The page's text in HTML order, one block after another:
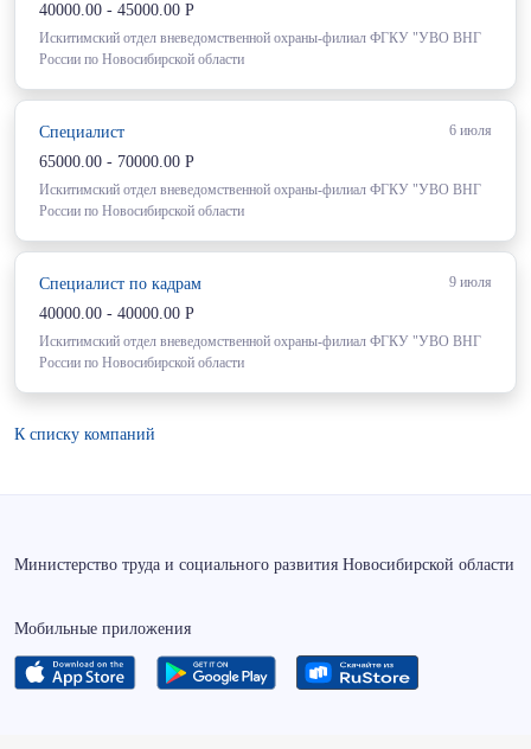
40000.00 - 45000.00 Р
Искитимский отдел вневедомственной охраны-филиал ФГКУ "УВО ВНГ
России по Новосибирской области
Специалист 6 июля
65000.00 - 70000.00 Р
Искитимский отдел вневедомственной охраны-филиал ФГКУ "УВО ВНГ
России по Новосибирской области
Специалист по кадрам 9 июля
40000.00 - 40000.00 Р
Искитимский отдел вневедомственной охраны-филиал ФГКУ "УВО ВНГ
России по Новосибирской области
К списку компаний
Министерство труда и социального развития Новосибирской области
Мобильные приложения